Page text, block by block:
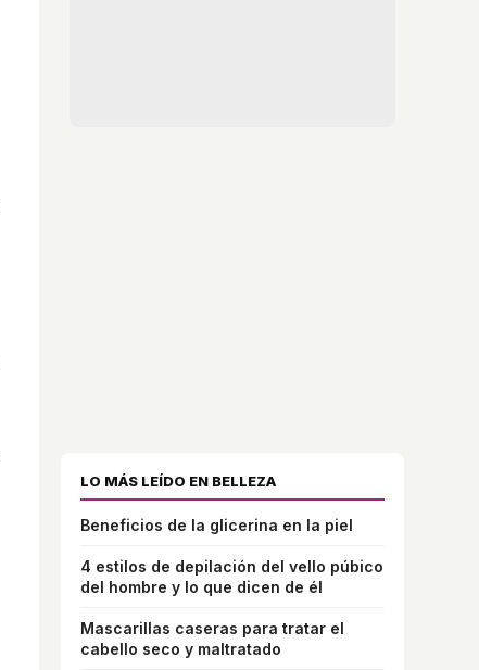
LO MÁS LEÍDO EN BELLEZA
Beneficios de la glicerina en la piel
4 estilos de depilación del vello púbico
del hombre y lo que dicen de él
Mascarillas caseras para tratar el
cabello seco y maltratado